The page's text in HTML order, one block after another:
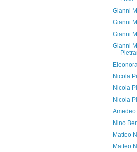
Gianni
Gianni
Gianni
Gianni
Nicola
Nicola
Nicola
Nino
Matteo
Matteo